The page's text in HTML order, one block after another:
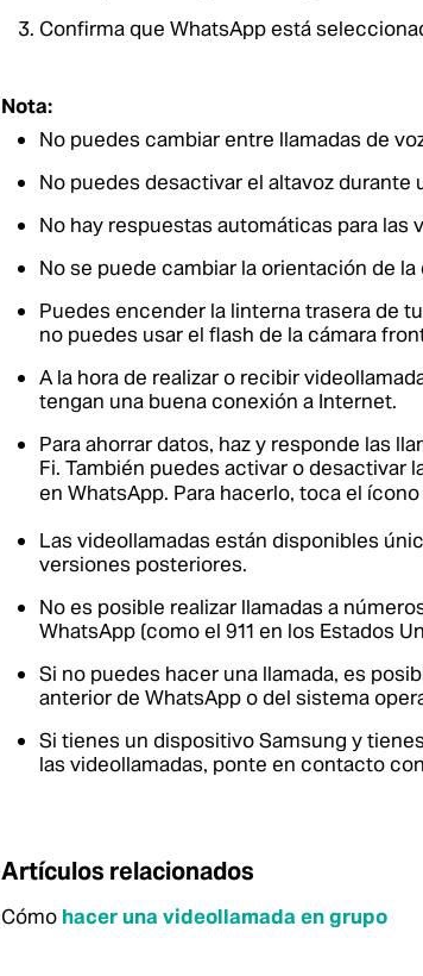
Confirma que WhatsApp está
Nota:
No puedes cambiar entre llamadas de
No puedes desactivar el altavoz durante
No hay respuestas automáticas para las
No se puede cambiar la orientación de
Puedes encender la linterna trasera de
no puedes usar el flash de la cámara
A la hora de realizar o recibir
tengan una buena conexión a Internet.
Para ahorrar datos, haz y responde las
Fi. También puedes activar o desactivar
en WhatsApp. Para hacerlo, toca el ícono
Las videollamadas están disponibles
versiones posteriores.
No es posible realizar llamadas a
WhatsApp (como el 911 en los Estados
Si no puedes hacer una llamada, es
anterior de WhatsApp o del sistema
Si tienes un dispositivo Samsung y
las videollamadas, ponte en contacto
Artículos relacionados
Cómo hacer una videollamada en grupo